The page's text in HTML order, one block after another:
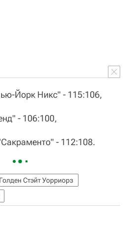
Йорк Никс" - 115:106,
- 106:100,
- 112:108.
Голден Стэйт Уорриорз